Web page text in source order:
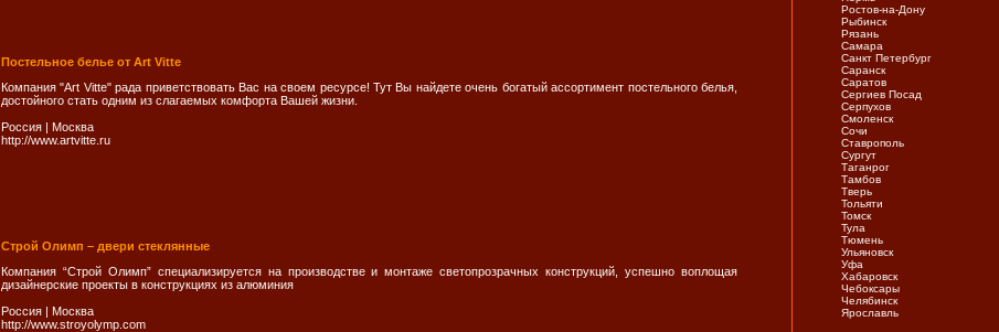
Постельное белье от Art Vitte
Компания "Art Vitte" рада приветствовать Вас на своем ресурсе! Тут Вы найдете очень богатый ассортимент постельного белья,
достойного стать одним из слагаемых комфорта Вашей жизни.
Россия | Москва
http://www.artvitte.ru
Строй Олимп – двери стеклянные
Компания “Cтрой Олимп” специализируется на производстве и монтаже светопрозрачных конструкций, успешно воплощая
дизайнерские проекты в конструкциях из алюминия
Россия | Москва
http://www.stroyolymp.com
Ростов-на-Дону
Рыбинск
Рязань
Самара
Санкт Петербург
Саранск
Саратов
Сергиев Посад
Серпухов
Смоленск
Сочи
Ставрополь
Сургут
Таганрог
Тамбов
Тверь
Тольяти
Томск
Тула
Тюмень
Ульяновск
Уфа
Хабаровск
Чебоксары
Челябинск
Ярослaвль